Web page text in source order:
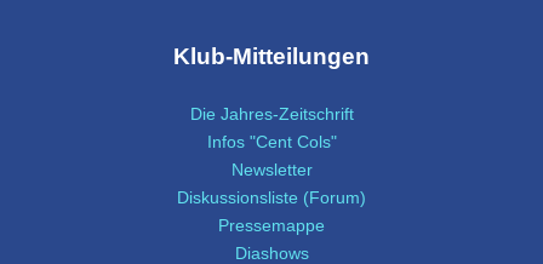
Klub-Mitteilungen
Die Jahres-Zeitschrift
Infos "Cent Cols"
Newsletter
Diskussionsliste (Forum)
Pressemappe
Diashows